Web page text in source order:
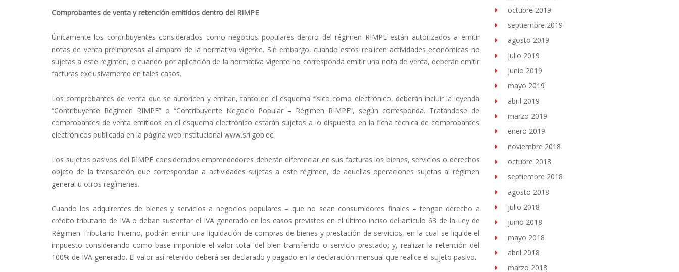
Comprobantes de venta y retención emitidos dentro del RIMPE
Únicamente los contribuyentes considerados como negocios populares dentro del régimen RIMPE están autorizados a emitir
notas de venta preimpresas al amparo de la normativa vigente. Sin embargo, cuando estos realicen actividades económicas no
sujetas a este régimen, o cuando por aplicación de la normativa vigente no corresponda emitir una nota de venta, deberán emitir
facturas exclusivamente en tales casos.
Los comprobantes de venta que se autoricen y emitan, tanto en el esquema físico como electrónico, deberán incluir la leyenda
“Contribuyente Régimen RIMPE” o “Contribuyente Negocio Popular – Régimen RIMPE”, según corresponda. Tratándose de
comprobantes de venta emitidos en el esquema electrónico estarán sujetos a lo dispuesto en la ficha técnica de comprobantes
electrónicos publicada en la página web institucional www.sri.gob.ec.
Los sujetos pasivos del RIMPE considerados emprendedores deberán diferenciar en sus facturas los bienes, servicios o derechos
objeto de la transacción que correspondan a actividades sujetas a este régimen, de aquellas operaciones sujetas al régimen
general u otros regímenes.
Cuando los adquirentes de bienes y servicios a negocios populares – que no sean consumidores finales – tengan derecho a
crédito tributario de IVA o deban sustentar el IVA generado en los casos previstos en el último inciso del artículo 63 de la Ley de
Régimen Tributario Interno, podrán emitir una liquidación de compras de bienes y prestación de servicios, en la cual se liquide el
impuesto considerando como base imponible el valor total del bien transferido o servicio prestado; y, realizar la retención del
100% de IVA generado. El valor así retenido deberá ser declarado y pagado en la declaración mensual que realice el sujeto pasivo.
octubre 2019
septiembre 2019
agosto 2019
julio 2019
junio 2019
mayo 2019
abril 2019
marzo 2019
enero 2019
noviembre 2018
octubre 2018
septiembre 2018
agosto 2018
julio 2018
junio 2018
mayo 2018
abril 2018
marzo 2018